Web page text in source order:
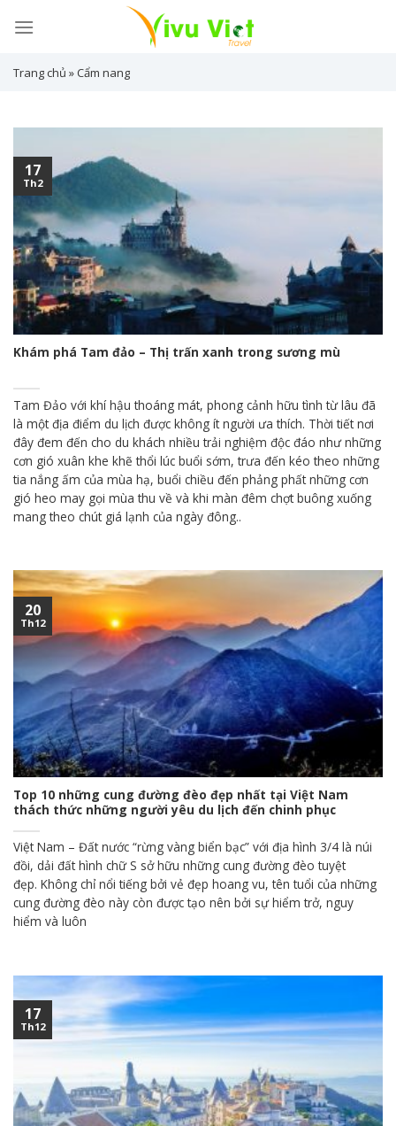
Trang chủ »Cẩm nang
Khám phá Tam đảo – Thị trấn xanh trong sương mù
Tam Đảo với khí hậu thoáng mát, phong cảnh hữu tình từ lâu đã
là một địa điểm du lịch được không ít người ưa thích. Thời tiết nơi
đây đem đến cho du khách nhiều trải nghiệm độc đáo như những
cơn gió xuân khe khẽ thổi lúc buổi sớm, trưa đến kéo theo những
tia nắng ấm của mùa hạ, buổi chiều đến phảng phất những cơn
gió heo may gọi mùa thu về và khi màn đêm chợt buông xuống
mang theo chút giá lạnh của ngày đông..
17
Th2
Top 10 những cung đường đèo đẹp nhất tại Việt Nam
thách thức những người yêu du lịch đến chinh phục
Việt Nam – Đất nước “rừng vàng biển bạc” với địa hình 3/4 là núi
đồi, dải đất hình chữ S sở hữu những cung đường đèo tuyệt
đẹp. Không chỉ nổi tiếng bởi vẻ đẹp hoang vu, tên tuổi của những
cung đường đèo này còn được tạo nên bởi sự hiểm trở, nguy
hiểm và luôn
20
Th12
17
Th12